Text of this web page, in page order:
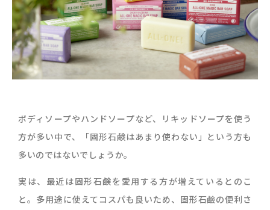
ボディソープやハンドソープなど、リキッドソープを使う
方が多い中で、「固形石鹸はあまり使わない」という方も
多いのではないでしょうか。
実は、最近は固形石鹸を愛用する方が増えているとのこ
と。多用途に使えてコスパも良いため、固形石鹼の便利さ